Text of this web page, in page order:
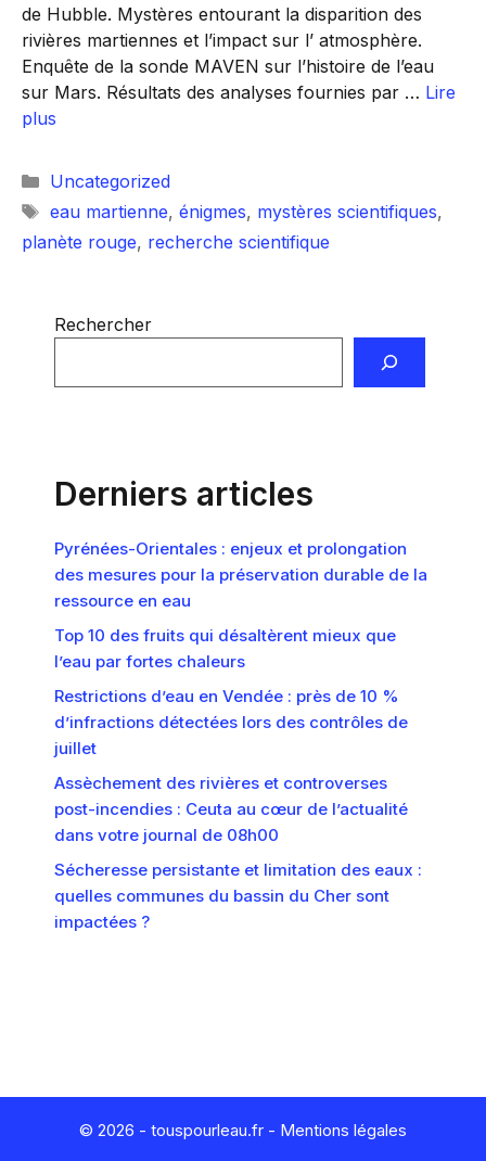
de Hubble. Mystères entourant la disparition des
rivières martiennes et l’impact sur l’ atmosphère.
Enquête de la sonde MAVEN sur l’histoire de l’eau
sur Mars. Résultats des analyses fournies par … Lire
plus
Catégories
Uncategorized
Étiquettes
eau martienne, énigmes, mystères scientifiques,
planète rouge, recherche scientifique
Rechercher
Derniers articles
Pyrénées-Orientales : enjeux et prolongation
des mesures pour la préservation durable de la
ressource en eau
Top 10 des fruits qui désaltèrent mieux que
l’eau par fortes chaleurs
Restrictions d’eau en Vendée : près de 10 %
d’infractions détectées lors des contrôles de
juillet
Assèchement des rivières et controverses
post-incendies : Ceuta au cœur de l’actualité
dans votre journal de 08h00
Sécheresse persistante et limitation des eaux :
quelles communes du bassin du Cher sont
impactées ?
© 2026 - touspourleau.fr - Mentions légales